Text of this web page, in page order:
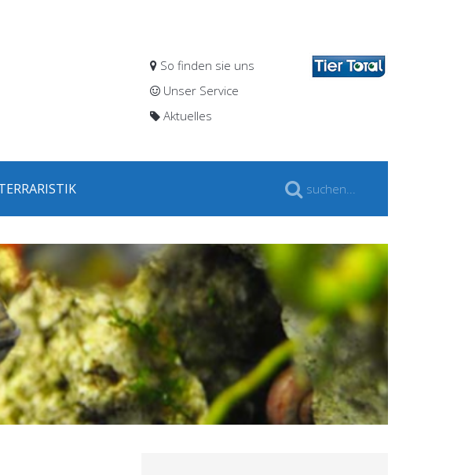
So finden sie uns
Unser Service
Aktuelles